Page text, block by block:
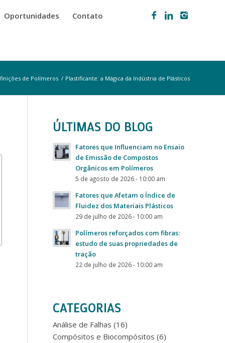
Oportunidades Contato
de Polímeros / Plastificante: a Mágica da Indústria de Plásticos
ÚLTIMAS DO BLOG
Fatores que Influenciam no Ensaio
de Emissão de Compostos
Orgânicos em Polímeros
5 de agosto de 2026 - 10:00 am
Fatores que Afetam o Índice de
Fluidez dos Materiais Plásticos
29 de julho de 2026 - 10:00 am
Polímeros reforçados com fibras:
estudo de suas propriedades de
tração
22 de julho de 2026 - 10:00 am
CATEGORIAS
Análise de Falhas (16)
Compósitos e Biocompósitos (6)